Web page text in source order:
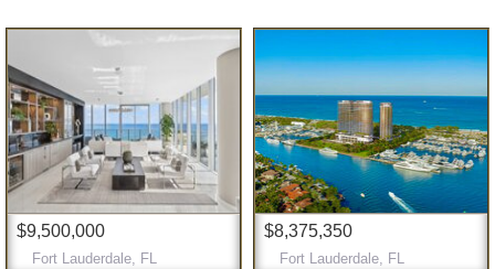
$9,500,000
Fort Lauderdale, FL
$8,375,350
Fort Lauderdale, FL